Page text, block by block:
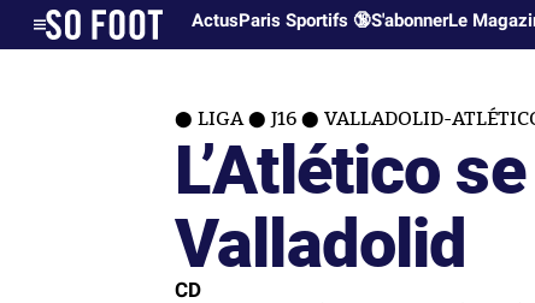
ActusParis Sportifs 🔞S'abonnerLe
LIGA J16 VALLADOLID-
L’Atlético
Valladolid
CD